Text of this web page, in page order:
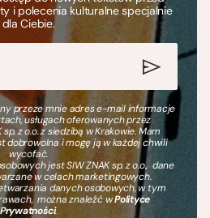
i polecenia kulturalne specjalnie
dla Ciebie.
przeze mnie adres e-mail informacje
usługach oferowanych przez
z o.o. z siedzibą w Krakowie. Mam
dobrowolna i mogę ją w każdej chwili
wycofać.
jest SIW ZNAK sp. z o.o., dane
w celach marketingowych.
danych osobowych, w tym
można znaleźć wPolityce
Prywatności.